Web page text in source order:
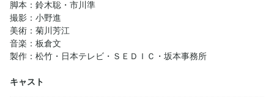
脚本：鈴木聡・市川準
撮影：小野進
美術：菊川芳江
音楽：板倉文
製作：松竹・日本テレビ・ＳＥＤＩＣ・坂本事務所
キャスト